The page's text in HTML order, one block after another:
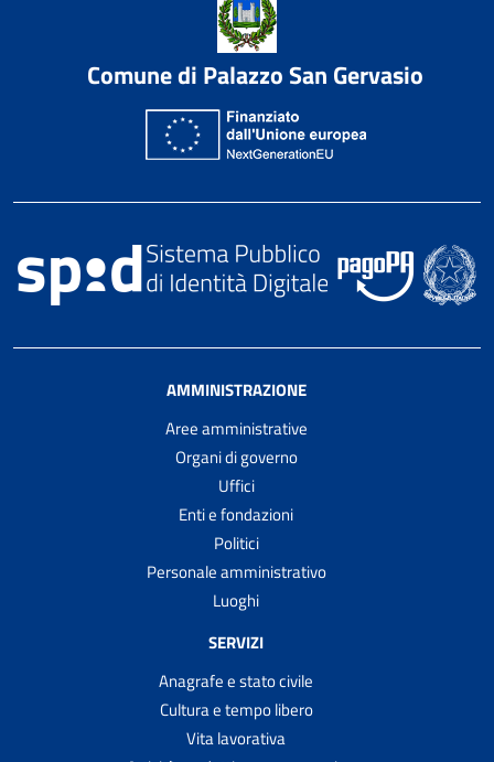
Comune di Palazzo San Gervasio
AMMINISTRAZIONE
Aree amministrative
Organi di governo
Uffici
Enti e fondazioni
Politici
Personale amministrativo
Luoghi
SERVIZI
Anagrafe e stato civile
Cultura e tempo libero
Vita lavorativa